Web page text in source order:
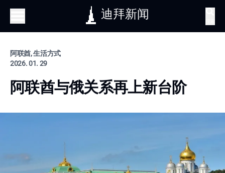
迪拜新闻
阿联酋, 生活方式
2026. 01. 29
阿联酋与俄关系再上新台阶